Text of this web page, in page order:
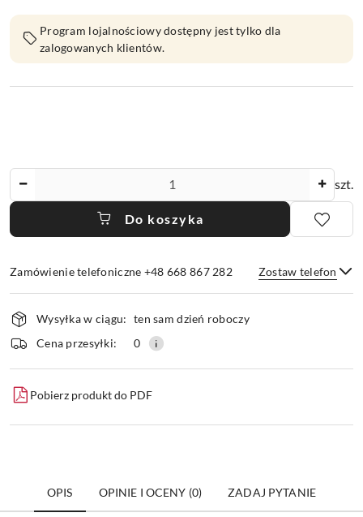
Program lojalnościowy dostępny jest tylko dla
zalogowanych klientów.
szt.
Do koszyka
Zamówienie telefoniczne +48 668 867 282 Zostaw telefon
Wyślij
Dostępność
i
dostawa
Wysyłka w ciągu: ten sam dzień roboczy
Cena przesyłki:
0
Pobierz produkt do PDF
OPIS OPINIE I OCENY (0) ZADAJ PYTANIE